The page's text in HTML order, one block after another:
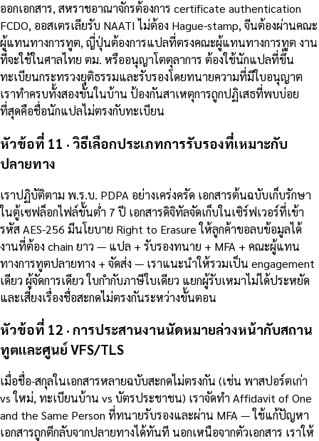
ออกเอกสาร, สหราชอาณาจักรต้องการ certificate authentication
FCDO, ออสเตรเลียรับ NAATI ไม่ต้อง Hague-stamp, จีนต้องผ่านคณะ
ผู้แทนทางการทูต, ญี่ปุ่นต้องการแปลที่ตรงคณะผู้แทนทางการทูต งาน
ที่จะใช้ในศาลไทย ตม. หรืออนุญาโตตุลาการ ต้องใช้นักแปลที่ขึ้น
ทะเบียนกระทรวงยุติธรรมและรับรองโดยทนายความที่มีใบอนุญาต
เราทำครบทั้งสองขั้นในบ้าน ป้องกันสาเหตุการถูกปฏิเสธที่พบบ่อย
ที่สุดคือชื่อนักแปลไม่ตรงกับทะเบียน
หัวข้อที่ 11 · วิธีเลือกประเภทการรับรองที่เหมาะกับ
ปลายทาง
เราปฏิบัติตาม พ.ร.บ. PDPA อย่างเคร่งครัด เอกสารต้นฉบับเก็บรักษา
ในตู้เซฟล็อกไฟล์ขั้นต่ำ 7 ปี เอกสารดิจิทัลจัดเก็บในเซิร์ฟเวอร์ที่เข้า
รหัส AES-256 มีนโยบาย Right to Erasure ให้ลูกค้าขอลบข้อมูลได้
งานที่ต้อง chain ยาว — แปล + รับรองทนาย + MFA + คณะผู้แทน
ทางการทูตปลายทาง + จัดส่ง — เราแนะนำให้รวมเป็น engagement
เดียว ผู้จัดการเดียว ใบกำกับภาษีใบเดียว แยกผู้รับเหมาไม่ได้ประหยัด
และเสี่ยงเรื่องชื่อสะกดไม่ตรงกันระหว่างขั้นตอน
หัวข้อที่ 12 · การประสานงานนัดหมายล่วงหน้ากับสถาน
ทูตและศูนย์ VFS/TLS
เมื่อชื่อ-สกุลในเอกสารหลายฉบับสะกดไม่ตรงกัน (เช่น พาสปอร์ตเก่า
vs ใหม่, ทะเบียนบ้าน vs บัตรประชาชน) เราจัดทำ Affidavit of One
and the Same Person ที่ทนายรับรองและผ่าน MFA — ใช้แก้ปัญหา
เอกสารถูกตีกลับจากปลายทางได้ทันที นอกเหนือจากตัวเอกสาร เราให้